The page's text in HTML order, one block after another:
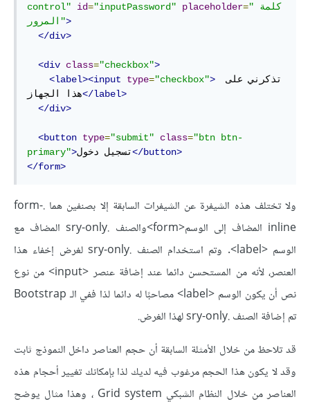
control"
id="inputPassword" placeholder="كلمة
المرور">
</div>
<div class="checkbox">
<label><input
type="checkbox">
هذا الجهاز</label>
</div>
<button type="submit" class="btn btn-
primary">تسجيل دخول</button>
</form>
ولا تختلف هذه الشيفرة عن الشيفرات السابقة إلا بصنفين هما .form-
inline المضاف إلى الوسم<form>والصنف .sry-only المضاف مع
الوسم <label>. وتم استخدام الصنف .sry-only لغرض إخفاء هذا
العنصر، لأنه من المستحسن دائما عند إضافة عنصر <input> من نوع
نص أن يكون الوسم <label> مصاحبًا له دائما لذا ففي الـ Bootstrap
تم إضافة الصنف .sry-only لهذا الغرض.
قد تلاحظ من خلال الأمثلة السابقة أن حجم العناصر داخل النموذج ثابت
وقد لا يكون هذا الحجم مرغوب فيه لديك لذا بإمكانك تغيير أحجام هذه
العناصر من خلال النظام الشبكي Grid system ، وهذا مثال يوضح